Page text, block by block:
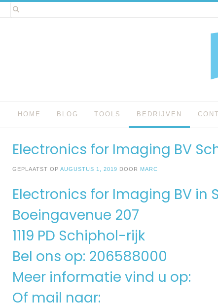
Spring
naar
HOME BLOG TOOLS BEDRIJVEN
Electronics for Imaging BV
GEPLAATST OP AUGUSTUS 1, 2019 DOOR MARC
Electronics for Imaging BV in
Boeingavenue 207
1119 PD Schiphol-rijk
Bel ons op: 206588000
Meer informatie vind u op:
Of mail naar: